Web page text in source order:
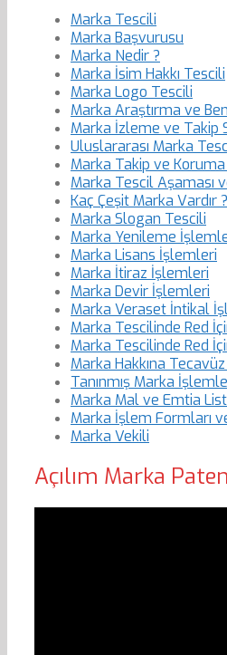
Marka Tescili
Marka Başvurusu
Marka Nedir ?
Marka İsim Hakkı Tescili
Marka Logo Tescili
Marka Araştırma ve
Marka İzleme ve Takip
Uluslararası Marka
Marka Takip ve
Marka Tescil Aşaması
Kaç Çeşit Marka Vardır ?
Marka Slogan Tescili
Marka Yenileme
Marka Lisans İşlemleri
Marka İtiraz İşlemleri
Marka Devir İşlemleri
Marka Veraset İntikal
Marka Tescilinde Red
Marka Tescilinde Red
Marka Hakkına
Tanınmış Marka
Marka Mal ve Emtia
Marka İşlem Formları
Marka Vekili
Açılım Marka